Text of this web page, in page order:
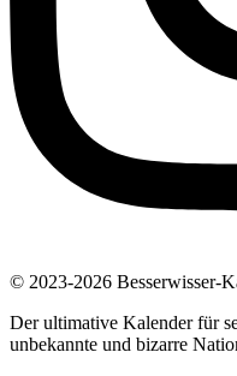
© 2023-2026 Besserwisser-
Der ultimative Kalender für
unbekannte und bizarre